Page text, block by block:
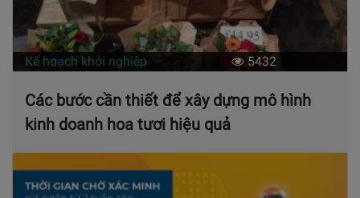
Kế hoạch khởi nghiệp 5432
Các bước cần thiết để xây dựng mô hình
kinh doanh hoa tươi hiệu quả